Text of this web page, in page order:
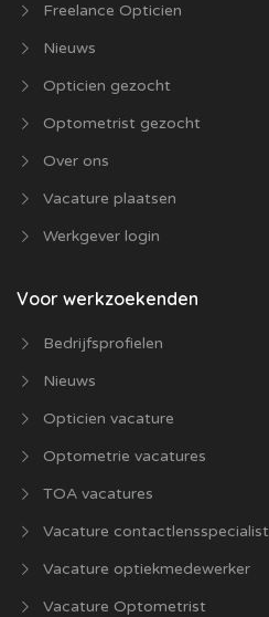
Freelance Opticien
Nieuws
Opticien gezocht
Optometrist gezocht
Over ons
Vacature plaatsen
Werkgever login
Voor werkzoekenden
Bedrijfsprofielen
Nieuws
Opticien vacature
Optometrie vacatures
TOA vacatures
Vacature contactlensspecialist
Vacature optiekmedewerker
Vacature Optometrist